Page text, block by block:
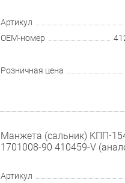
Артикул
OEM-номер
Розничная цена
Манжета (сальник) КПП-
1701008-90 410459-V
Артикул